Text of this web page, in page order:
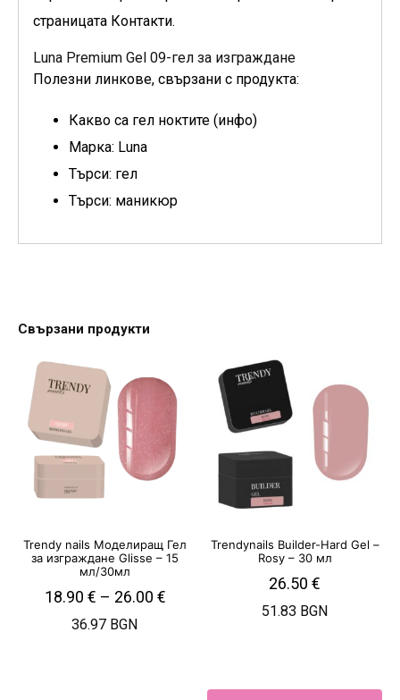
страницата Контакти.
Luna Premium Gel 09-гел за изграждане
Полезни линкове, свързани с продукта:
Какво са гел ноктите (инфо)
Марка: Luna
Търси: гел
Търси: маникюр
Свързани продукти
Trendy nails Моделиращ Гел
за изграждане Glisse – 15
мл/30мл
18.90 € – 26.00 €
36.97 BGN
Trendynails Builder-Hard Gel –
Rosy – 30 мл
26.50€
51.83 BGN